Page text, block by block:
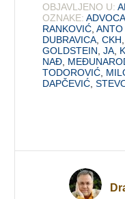
OBJAVLJENO U:
OZNAKE:
RANKOVIĆ ,
DUBRAVICA ,CKH
GOLDSTEIN ,JA
NAĐ
TODOROVIĆ
DAPČEVIĆ ,